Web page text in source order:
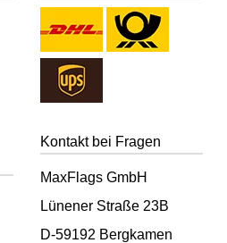
Kontakt bei Fragen
MaxFlags GmbH
Lünener Straße 23B
D-59192 Bergkamen